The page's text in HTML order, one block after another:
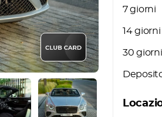
7 giorni
14 giorni
30 giorni